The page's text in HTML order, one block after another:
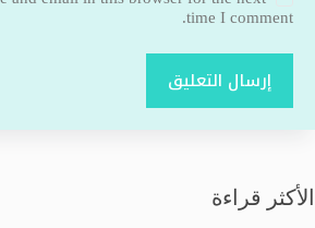
time I comment.
إرسال التعليق
الأكثر قراءة